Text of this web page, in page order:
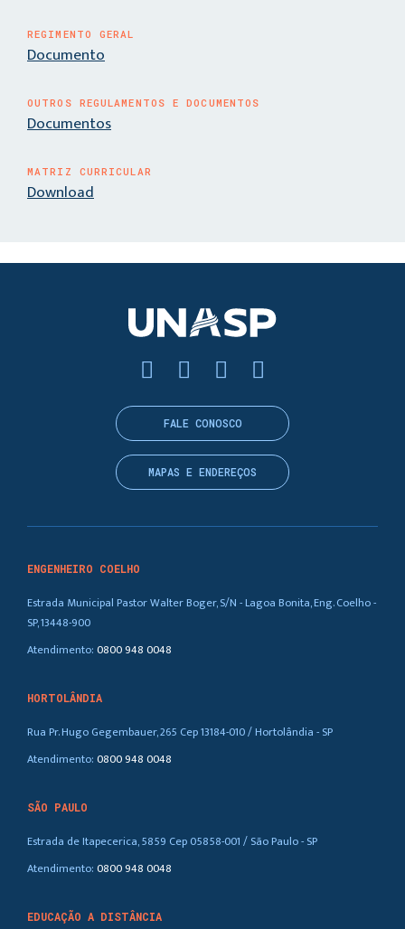
REGIMENTO GERAL
Documento
OUTROS REGULAMENTOS E DOCUMENTOS
Documentos
MATRIZ CURRICULAR
Download
ENGENHEIRO COELHO
Estrada Municipal Pastor Walter Boger, S/N - Lagoa Bonita, Eng. Coelho -
SP, 13448-900
Atendimento:0800 948 0048
HORTOLÂNDIA
Rua Pr. Hugo Gegembauer, 265 Cep 13184-010 / Hortolândia - SP
Atendimento:0800 948 0048
SÃO PAULO
Estrada de Itapecerica, 5859 Cep 05858-001 / São Paulo - SP
Atendimento:0800 948 0048
EDUCAÇÃO A DISTÂNCIA
FALE CONOSCO
MAPAS E ENDEREÇOS